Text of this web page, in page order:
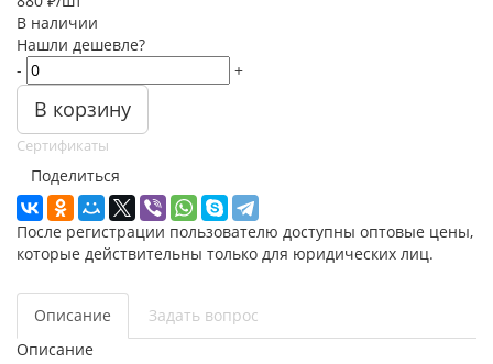
В наличии
Нашли дешевле?
-
+
В корзину
Сертификаты
Поделиться
После регистрации пользователю доступны оптовые цены,
которые действительны только для юридических лиц.
Описание
Задать вопрос
Описание